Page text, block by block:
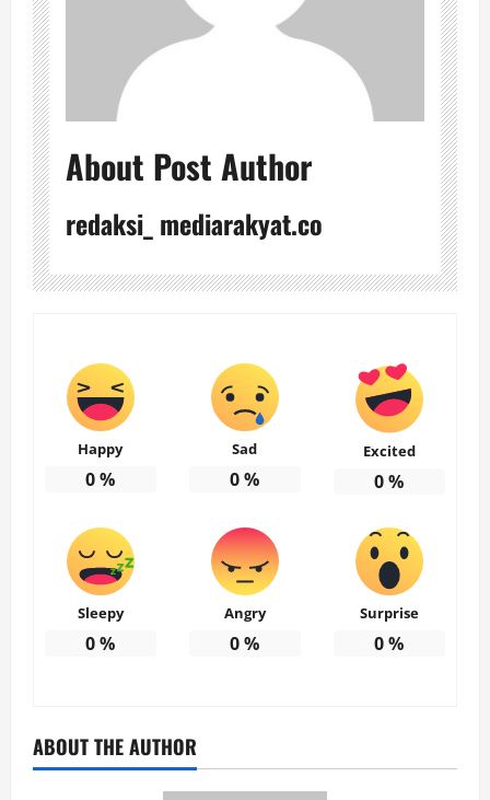
About Post Author
redaksi_ mediarakyat.co
Happy
0%
Sad
0%
Excited
0%
Sleepy
0%
Angry
0%
Surprise
0%
ABOUT THE AUTHOR